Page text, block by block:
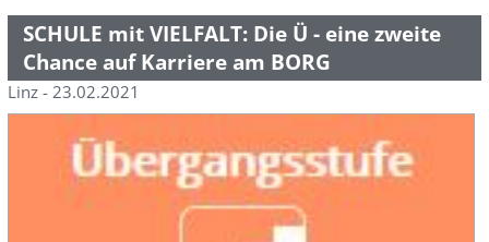
SCHULE mit VIELFALT: Die Ü - eine zweite
Chance auf Karriere am BORG
Linz - 23.02.2021